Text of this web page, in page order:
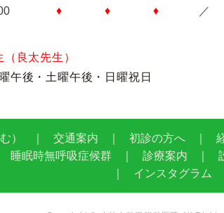
♦ ♦ ♦ ／
良太先生）
午後・土曜午後・日曜祝日
） 交通案内 初診の方へ
睡眠時無呼吸症候群 診療案内
インスタグラム